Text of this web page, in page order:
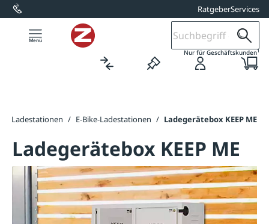
springen RatgeberServices
Nur für Geschäftskunden1
E-Ladestationen / E-Bike-Ladestationen / Ladegerätebox KEEP ME
Ladegerätebox KEEP ME